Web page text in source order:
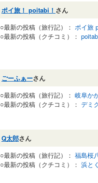
ポイ旅！ poitabi！ さん
○最新の投稿（旅行記）： ポイ旅
○最新の投稿（クチコミ）：
ごーふぁーさん
○最新の投稿（旅行記）： 岐阜か
○最新の投稿（クチコミ）： デミ
Q太郎さん
○最新の投稿（旅行記）： 福島桜
○最新の投稿（クチコミ）： 浜と